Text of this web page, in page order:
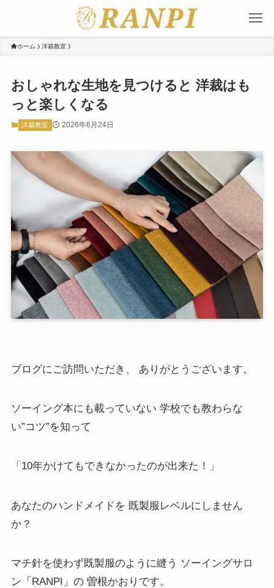
ホーム 洋裁教室
おしゃれな生地を見つけると 洋裁はも
っと楽しくなる
洋裁教室 2026年6月24日
ブログにご訪問いただき、 ありがとうございます。
ソーイング本にも載っていない 学校でも教わらな
い”コツ”を知って
「10年かけてもできなかったのが出来た！」
あなたのハンドメイドを 既製服レベルにしません
か？
マチ針を使わず既製服のように縫う ソーイングサロ
ン「RANPI」の 曽根かおりです。